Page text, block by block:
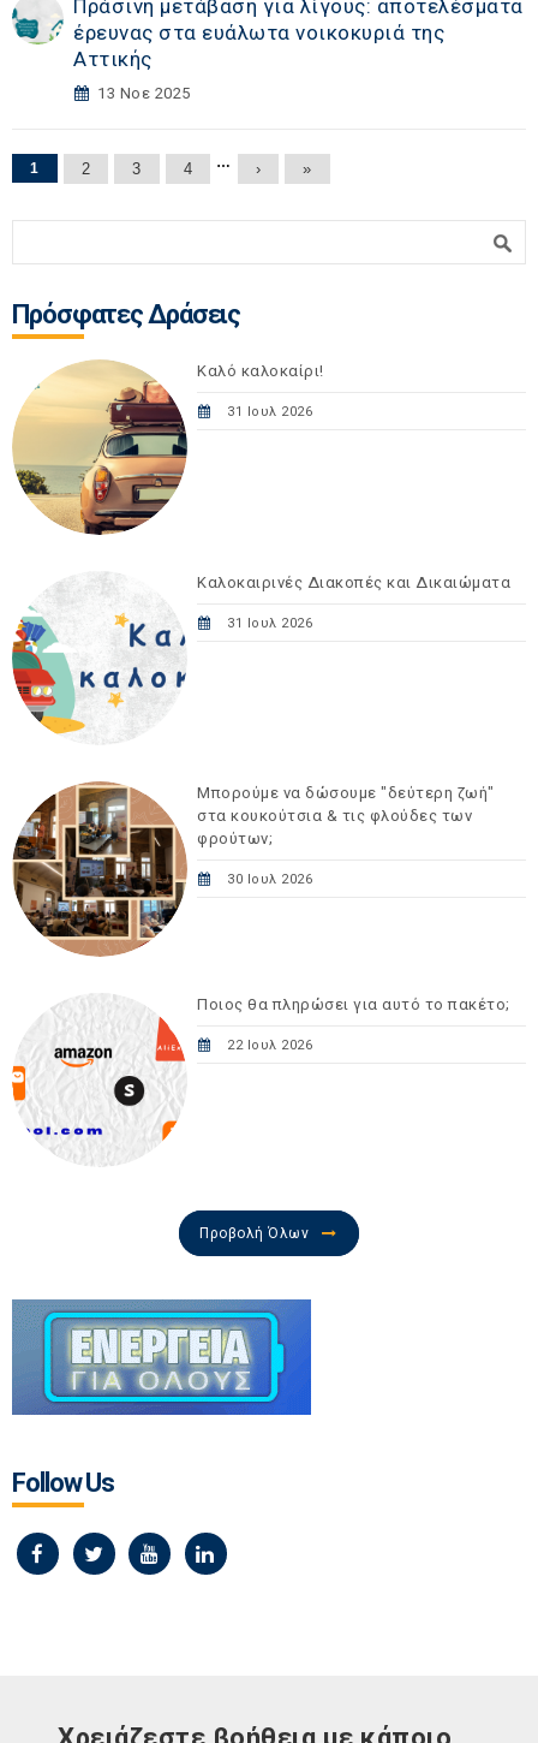
Πράσινη μετάβαση για λίγους: αποτελέσματα
έρευνας στα ευάλωτα νοικοκυριά της
Αττικής
13 Νοε 2025
Σελίδες
1 2 3 4 … › »
Πρόσφατες Δράσεις
Καλό καλοκαίρι!
31 Ιουλ 2026
Καλοκαιρινές Διακοπές και Δικαιώματα
31 Ιουλ 2026
Μπορούμε να δώσουμε "δεύτερη ζωή"
στα κουκούτσια & τις φλούδες των
φρούτων;
30 Ιουλ 2026
Ποιος θα πληρώσει για αυτό το πακέτο;
22 Ιουλ 2026
Προβολή Όλων
Follow Us